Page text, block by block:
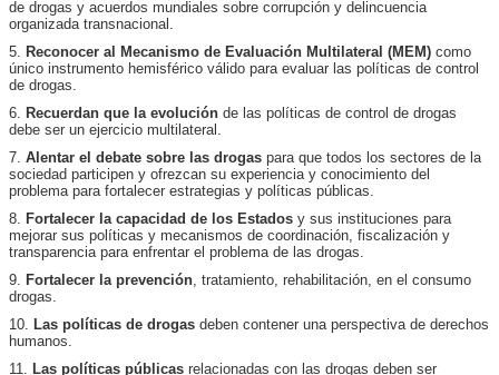
de drogas y acuerdos mundiales sobre corrupción y delincuencia
organizada transnacional.
5. Reconocer al Mecanismo de Evaluación Multilateral (MEM) como
único instrumento hemisférico válido para evaluar las políticas de control
de drogas.
6. Recuerdan que la evolución de las políticas de control de drogas
debe ser un ejercicio multilateral.
7. Alentar el debate sobre las drogas para que todos los sectores de la
sociedad participen y ofrezcan su experiencia y conocimiento del
problema para fortalecer estrategias y políticas públicas.
8. Fortalecer la capacidad de los Estados y sus instituciones para
mejorar sus políticas y mecanismos de coordinación, fiscalización y
transparencia para enfrentar el problema de las drogas.
9. Fortalecer la prevención, tratamiento, rehabilitación, en el consumo
drogas.
10. Las políticas de drogas deben contener una perspectiva de derechos
humanos.
11. Las políticas públicas relacionadas con las drogas deben ser